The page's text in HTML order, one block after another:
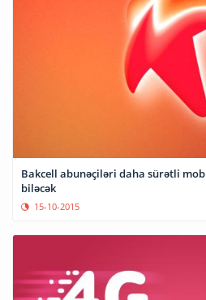
Bakcell abunəçiləri daha sürətli
biləcək
15-10-2015